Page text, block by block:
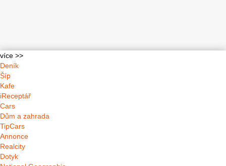
více >>
Deník
Šíp
Kafe
iReceptář
Cars
Dům a zahrada
TipCars
Annonce
Realcity
Dotyk